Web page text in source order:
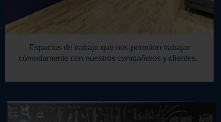
Espacios de trabajo que nos permiten trabajar
cómodamente con nuestros compañeros y clientes.